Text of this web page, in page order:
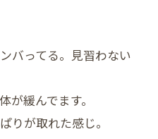
バってる。見習わない
が緩んでます。
りが取れた感じ。